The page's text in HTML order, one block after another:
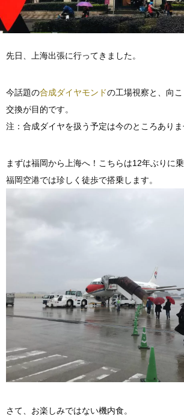
先日、上海出張に行ってきました。
今話題の合成ダイヤモンドの工場視察と、向
交換が目的です。
注：合成ダイヤを扱う予定は今のところありま
まずは福岡から上海へ！こちらは12年ぶりに乗
福岡空港では珍しく徒歩で搭乗します。
さて、お楽しみではない機内食。